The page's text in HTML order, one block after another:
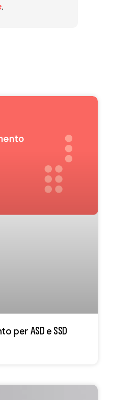
.
per ASD e SSD